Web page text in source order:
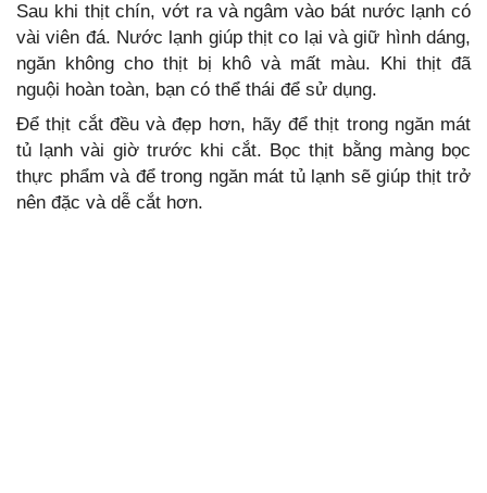
Sau khi thịt chín, vớt ra và ngâm vào bát nước lạnh có
vài viên đá. Nước lạnh giúp thịt co lại và giữ hình dáng,
ngăn không cho thịt bị khô và mất màu. Khi thịt đã
nguội hoàn toàn, bạn có thể thái để sử dụng.
Để thịt cắt đều và đẹp hơn, hãy để thịt trong ngăn mát
tủ lạnh vài giờ trước khi cắt. Bọc thịt bằng màng bọc
thực phẩm và để trong ngăn mát tủ lạnh sẽ giúp thịt trở
nên đặc và dễ cắt hơn.